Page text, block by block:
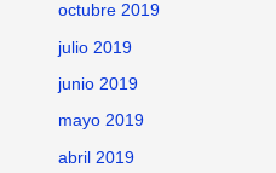
octubre 2019
julio 2019
junio 2019
mayo 2019
abril 2019